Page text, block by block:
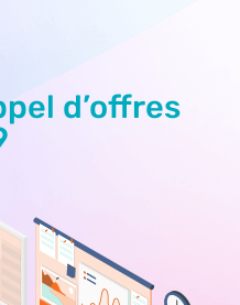
d’offres